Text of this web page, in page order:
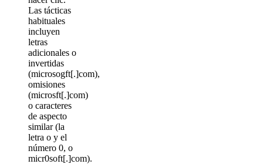
Las tácticas
habituales
incluyen
letras
adicionales o
invertidas
(microsogft[.]com),
omisiones
(microsft[.]com)
o caracteres
de aspecto
similar (la
letra o y el
número 0, o
micr0soft[.]com).